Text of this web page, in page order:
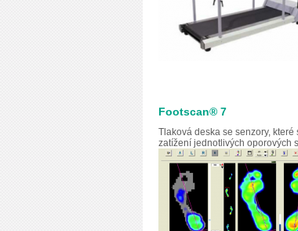
Footscan® 7
Tlaková deska se senzory,
zatížení jednotlivých oporových